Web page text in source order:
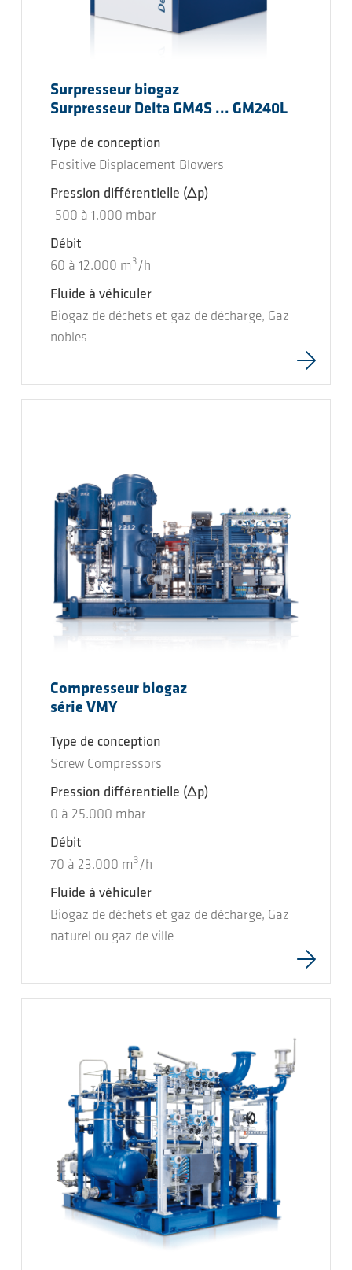
Surpresseur biogaz
Surpresseur Delta GM4S ... GM240L
Type de conception
Positive Displacement Blowers
Pression différentielle (Δp)
-500 à 1.000 mbar
Débit
60 à 12.000 m 3 /h
Fluide à véhiculer
Biogaz de déchets et gaz de décharge, Gaz
nobles
Compresseur biogaz
série VMY
Type de conception
Screw Compressors
Pression différentielle (Δp)
0 à 25.000 mbar
Débit
70 à 23.000 m 3 /h
Fluide à véhiculer
Biogaz de déchets et gaz de décharge, Gaz
naturel ou gaz de ville